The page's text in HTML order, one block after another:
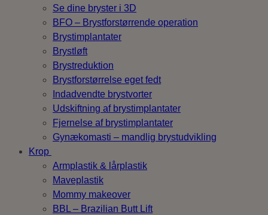
Se dine bryster i 3D
BFO – Brystforstørrende operation
Brystimplantater
Brystløft
Brystreduktion
Brystforstørrelse eget fedt
Indadvendte brystvorter
Udskiftning af brystimplantater
Fjernelse af brystimplantater
Gynækomasti – mandlig brystudvikling
Krop
Armplastik & lårplastik
Maveplastik
Mommy makeover
BBL – Brazilian Butt Lift